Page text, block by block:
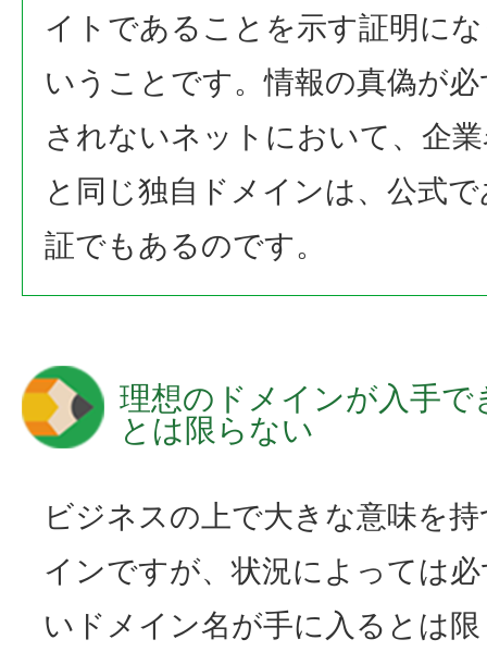
イトであることを示す証明に
いうことです。情報の真偽が
されないネットにおいて、企
と同じ独自ドメインは、公式
証でもあるのです。
理想のドメインが入手で
とは限らない
ビジネスの上で大きな意味を
インですが、状況によっては
いドメイン名が手に入るとは